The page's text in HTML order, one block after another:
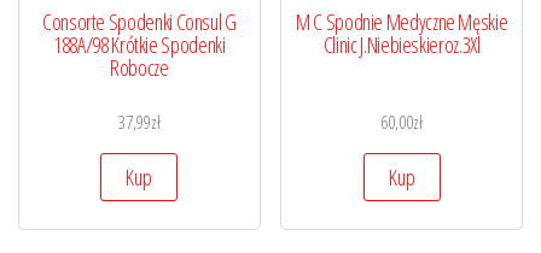
Consorte Spodenki Consul G
188A/98 Krótkie Spodenki
Robocze
37,99zł
Kup
M C Spodnie Medyczne Męskie
Clinic J.Niebieskieroz.3Xl
60,00zł
Kup